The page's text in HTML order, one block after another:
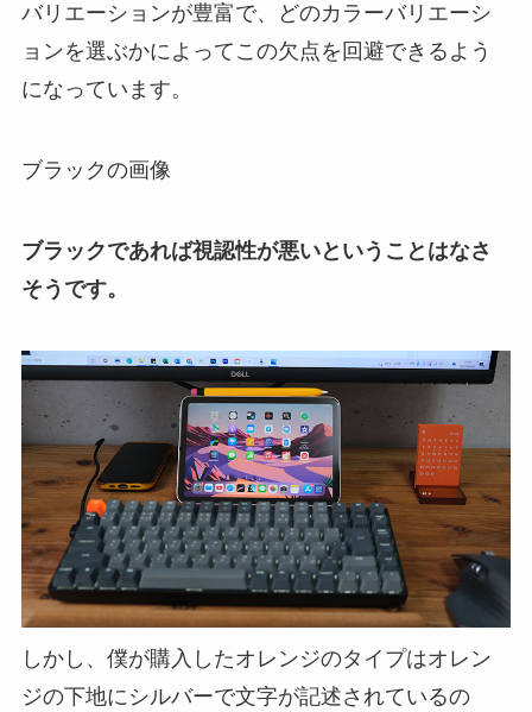
バリエーションが豊富で、どのカラーバリエーシ
ョンを選ぶかによってこの欠点を回避できるよう
になっています。
ブラックの画像
ブラックであれば視認性が悪いということはなさ
そうです。
しかし、僕が購入したオレンジのタイプはオレン
ジの下地にシルバーで文字が記述されているの